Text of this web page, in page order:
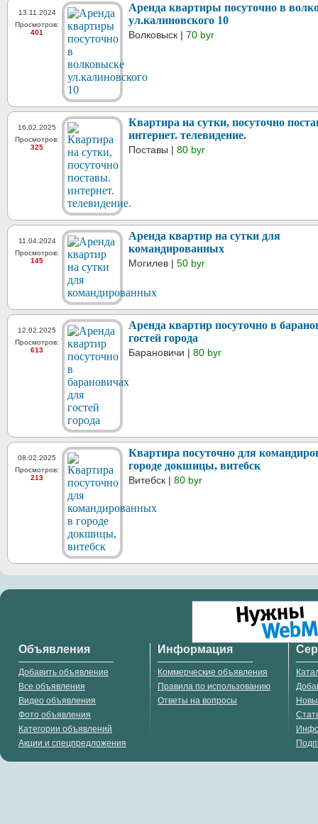
13.11.2024
Просмотров:
401
Аренда квартиры посуточно в
ул.калиновского 10
Волковыск | 70 byr
16.02.2025
Просмотров:
325
Квартира на сутки, посуточно
интернет. телевидение.
Поставы | 80 byr
11.04.2024
Просмотров:
145
Аренда квартир на сутки для
командированных
Могилев | 50 byr
12.02.2025
Просмотров:
613
Аренда квартир посуточно в
гостей города
Барановичи | 80 byr
08.02.2025
Просмотров:
213
Квартира посуточно для
городе докшицы, витебск
Витебск | 80 byr
Объявления
Добавить объявление
Все объявления
Видео объявления
Фото объявления
Категории объявлений
Акции и спецпредложения
Информация
Коммерческие объявления
Правила по использованию
Ответы на вопросы